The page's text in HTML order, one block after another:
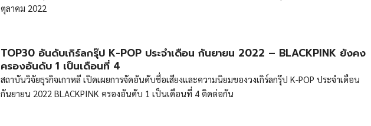
ตุลาคม 2022
TOP30 อันดับเกิร์ลกรุ๊ป K-POP ประจำเดือน กันยายน 2022 – BLACKPINK ยังคง
ครองอันดับ 1 เป็นเดือนที่ 4
สถาบันวิจัยธุรกิจเกาหลี เปิดเผยการจัดอันดับชื่อเสียงและความนิยมของวงเกิร์ลกรุ๊ป K-POP ประจำเดือน
กันยายน 2022 BLACKPINK ครองอันดับ 1 เป็นเดือนที่ 4 ติดต่อกัน